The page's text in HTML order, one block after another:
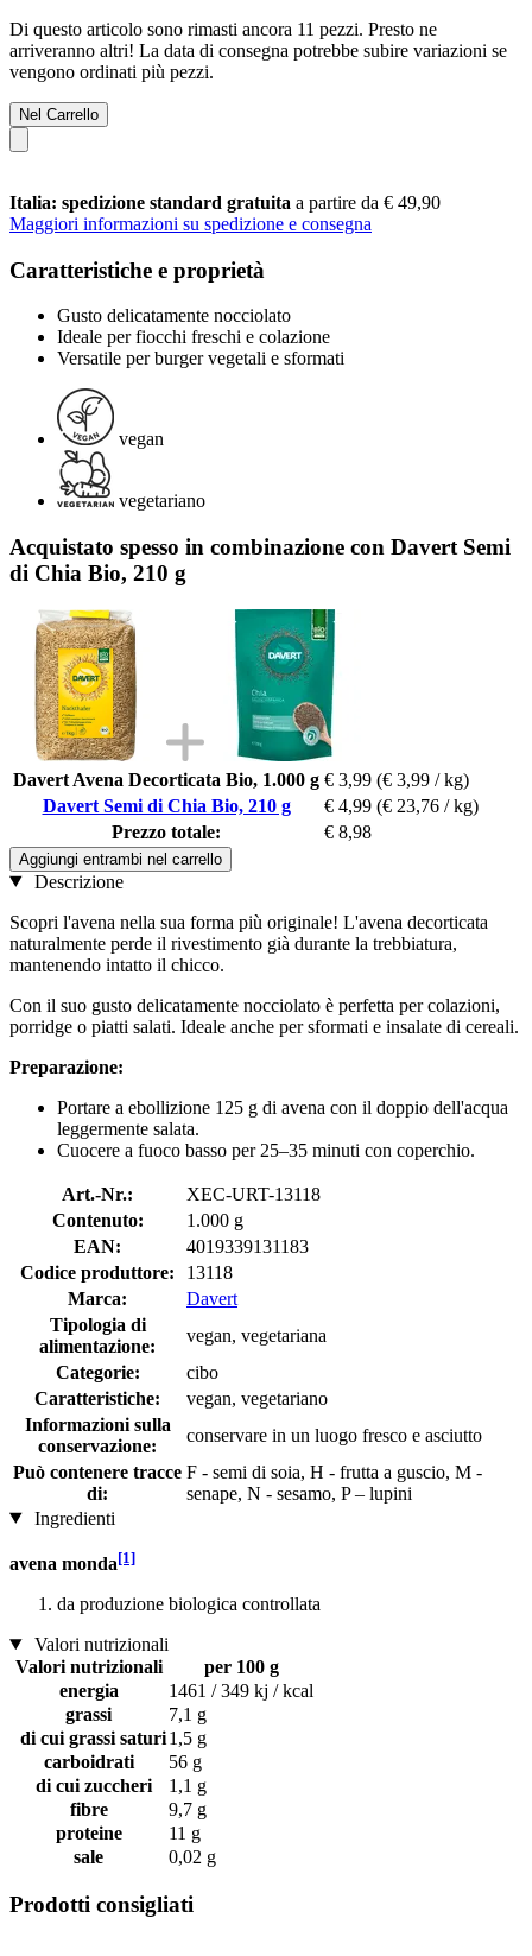
Di questo articolo sono rimasti ancora 11 pezzi. Presto ne
arriveranno altri! La data di consegna potrebbe subire variazioni se
vengono ordinati più pezzi.
Nel Carrello
Italia: spedizione standard gratuita a partire da € 49,90
Maggiori informazioni su spedizione e consegna
Caratteristiche e proprietà
Gusto delicatamente nocciolato
Ideale per fiocchi freschi e colazione
Versatile per burger vegetali e sformati
vegan
vegetariano
Acquistato spesso in combinazione con Davert Semi
di Chia Bio, 210 g
Davert Avena Decorticata Bio, 1.000 g € 3,99 (€ 3,99 / kg)
Davert Semi di Chia Bio, 210 g
€ 4,99 (€ 23,76 / kg)
Prezzo totale:
€ 8,98
Aggiungi entrambi nel carrello
Descrizione
Scopri l'avena nella sua forma più originale! L'avena decorticata
naturalmente perde il rivestimento già durante la trebbiatura,
mantenendo intatto il chicco.
Con il suo gusto delicatamente nocciolato è perfetta per colazioni,
porridge o piatti salati. Ideale anche per sformati e insalate di cereali.
Preparazione:
Portare a ebollizione 125 g di avena con il doppio dell'acqua
leggermente salata.
Cuocere a fuoco basso per 25–35 minuti con coperchio.
Art.-Nr.:
XEC-URT-13118
Contenuto:
1.000 g
EAN:
4019339131183
Codice produttore:
13118
Marca:
Davert
Tipologia di
alimentazione:
vegan, vegetariana
Categorie:
cibo
Caratteristiche:
vegan, vegetariano
Informazioni sulla
conservazione:
conservare in un luogo fresco e asciutto
Può contenere tracce
di:
F - semi di soia, H - frutta a guscio, M -
senape, N - sesamo, P – lupini
Ingredienti
avena monda[1]
da produzione biologica controllata
Valori nutrizionali
Valori nutrizionali
per 100 g
energia
1461 / 349 kj / kcal
grassi
7,1 g
di cui grassi saturi1,5 g
carboidrati
56 g
di cui zuccheri
1,1 g
fibre
9,7 g
proteine
11 g
sale
0,02 g
Prodotti consigliati